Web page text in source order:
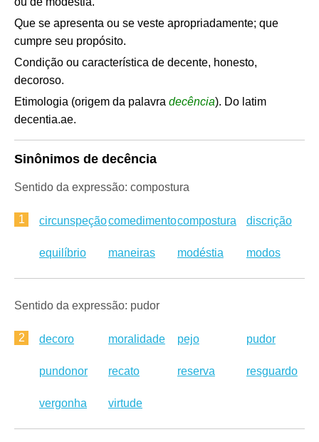
Que se apresenta ou se veste apropriadamente; que
cumpre seu propósito.
Condição ou característica de decente, honesto,
decoroso.
Etimologia (origem da palavra decência). Do latim
decentia.ae.
Sinônimos de decência
Sentido da expressão: compostura
1 circunspeçãocomedimentocompostura discrição
equilíbrio maneiras modéstia modos
Sentido da expressão: pudor
2 decoro moralidade pejo pudor
pundonor recato reserva resguardo
vergonha virtude